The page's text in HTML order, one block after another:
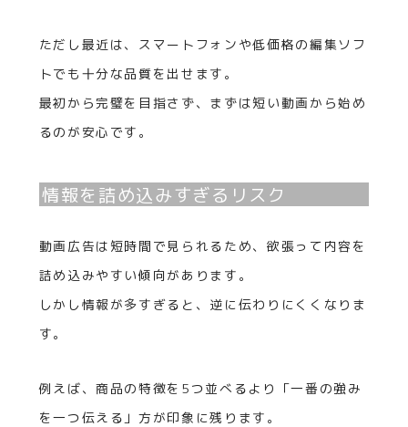
ただし最近は、スマートフォンや低価格の編集ソフ
トでも十分な品質を出せます。
最初から完璧を目指さず、まずは短い動画から始め
るのが安心です。
情報を詰め込みすぎるリスク
動画広告は短時間で見られるため、欲張って内容を
詰め込みやすい傾向があります。
しかし情報が多すぎると、逆に伝わりにくくなりま
す。
例えば、商品の特徴を5つ並べるより「一番の強み
を一つ伝える」方が印象に残ります。